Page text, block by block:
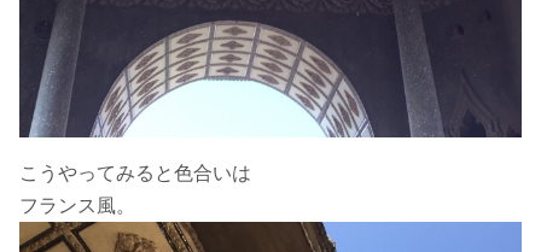
こうやってみると色合いは
フランス風。